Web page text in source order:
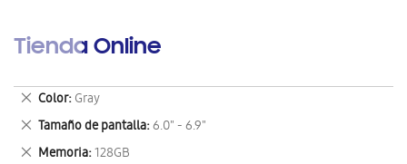
Tienda Online
Color Gray
Eliminar
este
artículo
Tamaño de pantalla 6.0" - 6.9"
Eliminar
este
Memoria 128GB
Eliminar